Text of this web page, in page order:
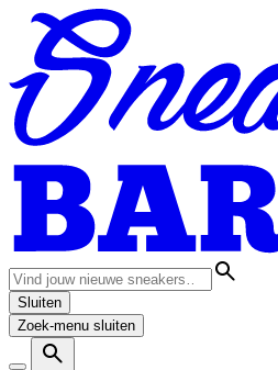
Sluiten
Zoek-menu sluiten